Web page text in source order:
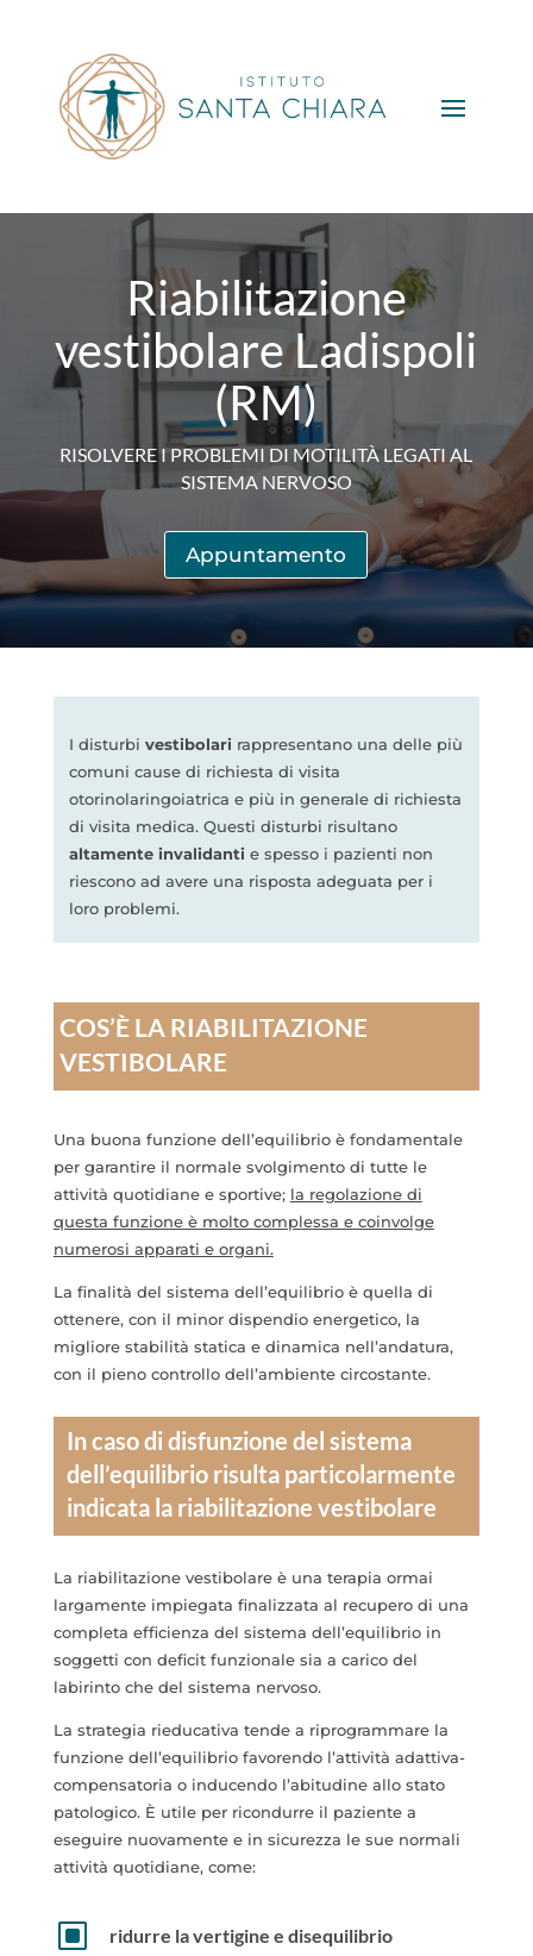
Riabilitazione
vestibolare Ladispoli
(RM)
RISOLVERE I PROBLEMI DI MOTILITÀ LEGATI AL
SISTEMA NERVOSO
Appuntamento
I disturbi vestibolari rappresentano una delle più
comuni cause di richiesta di visita
otorinolaringoiatrica e più in generale di richiesta
di visita medica. Questi disturbi risultano
altamente invalidanti e spesso i pazienti non
riescono ad avere una risposta adeguata per i
loro problemi.
COS’È LA RIABILITAZIONE
VESTIBOLARE
Una buona funzione dell’equilibrio è fondamentale
per garantire il normale svolgimento di tutte le
attività quotidiane e sportive; la regolazione di
questa funzione è molto complessa e coinvolge
numerosi apparati e organi.
La finalità del sistema dell’equilibrio è quella di
ottenere, con il minor dispendio energetico, la
migliore stabilità statica e dinamica nell’andatura,
con il pieno controllo dell’ambiente circostante.
In caso di disfunzione del sistema
dell’equilibrio risulta particolarmente
indicata la riabilitazione vestibolare
La riabilitazione vestibolare è una terapia ormai
largamente impiegata finalizzata al recupero di una
completa efficienza del sistema dell’equilibrio in
soggetti con deficit funzionale sia a carico del
labirinto che del sistema nervoso.
La strategia rieducativa tende a riprogrammare la
funzione dell’equilibrio favorendo l’attività adattiva-
compensatoria o inducendo l’abitudine allo stato
patologico. È utile per ricondurre il paziente a
eseguire nuovamente e in sicurezza le sue normali
attività quotidiane, come:
W ridurre la vertigine e disequilibrio